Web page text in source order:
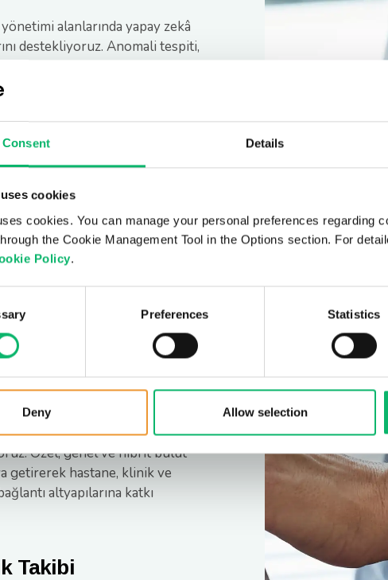
Consent Details
cookies
cookies. You can manage your personal preferences regarding
the Cookie Management Tool in the Options section. For
Policy.
Preferences Statistics
Deny Allow selection
alanlarında yapay zekâ
destekliyoruz. Anomali tespiti,
altyapılarıyla ameliyat
süreçlerde sanal sağlık
Müşteri kaybı oranlarını
veri odaklı uygulamalara katkı
Görselleştirilebilirlik
şekilde çalışmasına destek
hasta iletişimli chatbot’lara
hayata geçirilmesini
süreçleri ve bakım takibi
dijital çözümlere zemin
Altyapısı
sürdürülebilir ve güvenli
Özel, genel ve hibrit bulut
getirerek hastane, klinik ve
altyapılarına katkı
Takibi